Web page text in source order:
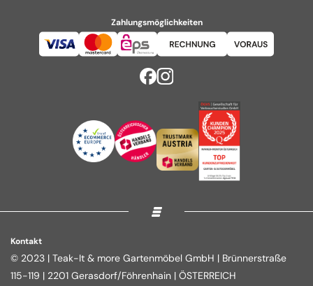
Zahlungsmöglichkeiten
Kontakt
© 2023 | Teak-It & more Gartenmöbel GmbH | Brünnerstraße
115-119 | 2201 Gerasdorf/Föhrenhain | ÖSTERREICH